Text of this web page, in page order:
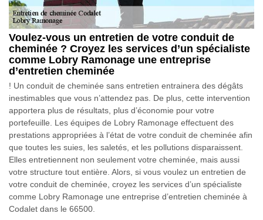
Voulez-vous un entretien de votre conduit de
cheminée ? Croyez les services d’un spécialiste
comme Lobry Ramonage une entreprise
d’entretien cheminée
! Un conduit de cheminée sans entretien entrainera des dégâts
inestimables que vous n’attendez pas. De plus, cette intervention
apportera plus de résultats, plus d’économie pour votre
portefeuille. Les équipes de Lobry Ramonage effectuent des
prestations appropriées à l’état de votre conduit de cheminée afin
que toutes les suies, les saletés, et les pollutions disparaissent.
Elles entretiennent non seulement votre cheminée, mais aussi
votre structure tout entière. Alors, si vous voulez un entretien de
votre conduit de cheminée, croyez les services d’un spécialiste
comme Lobry Ramonage une entreprise d’entretien cheminée à
Codalet dans le 66500.